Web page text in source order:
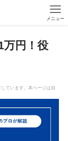
メニュー
万円！役